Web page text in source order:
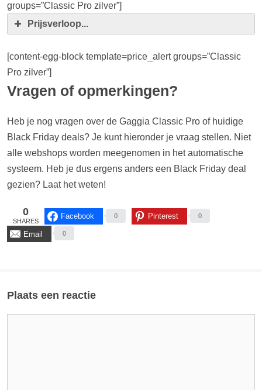
groups=”Classic Pro zilver”]
Prijsverloop...
[content-egg-block template=price_alert groups=”Classic
Pro zilver”]
Vragen of opmerkingen?
Heb je nog vragen over de Gaggia Classic Pro of huidige
Black Friday deals? Je kunt hieronder je vraag stellen. Niet
alle webshops worden meegenomen in het automatische
systeem. Heb je dus ergens anders een Black Friday deal
gezien? Laat het weten!
0
SHARES
Facebook 0 Pinterest 0
Email 0
Plaats een reactie